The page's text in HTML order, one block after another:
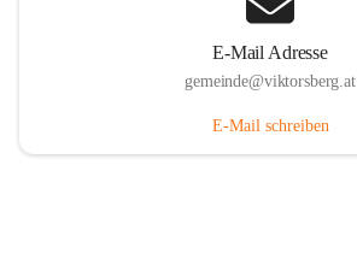
E-Mail Adresse
gemeinde@viktorsberg.at
E-Mail schreiben